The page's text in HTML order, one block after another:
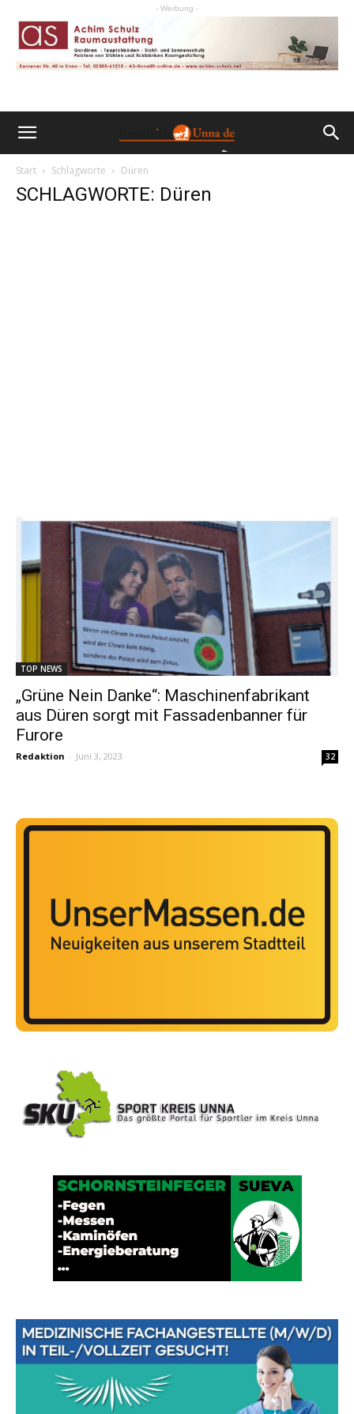
- Werbung -
Start Schlagworte Düren
SCHLAGWORTE: Düren
TOP NEWS
„Grüne Nein Danke“: Maschinenfabrikant
aus Düren sorgt mit Fassadenbanner für
Furore
Redaktion - Juni 3, 2023 32